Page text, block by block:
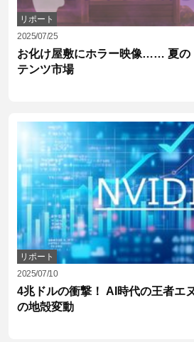
リポート
2025/07/25
お化け屋敷にホラー映像…… 夏の
テンツ市場
リポート
2025/07/10
4兆ドルの衝撃！ AI時代の王者エ
の地殻変動